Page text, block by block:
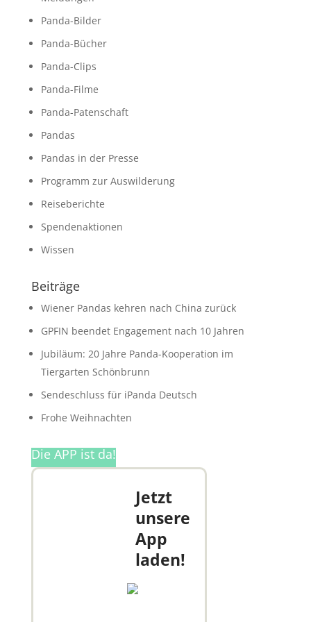
Panda-Bilder
Panda-Bücher
Panda-Clips
Panda-Filme
Panda-Patenschaft
Pandas
Pandas in der Presse
Programm zur Auswilderung
Reiseberichte
Spendenaktionen
Wissen
Beiträge
Wiener Pandas kehren nach China zurück
GPFIN beendet Engagement nach 10 Jahren
Jubiläum: 20 Jahre Panda-Kooperation im
Tiergarten Schönbrunn
Sendeschluss für iPanda Deutsch
Frohe Weihnachten
Die APP ist da!
Jetzt
unsere
App
laden!